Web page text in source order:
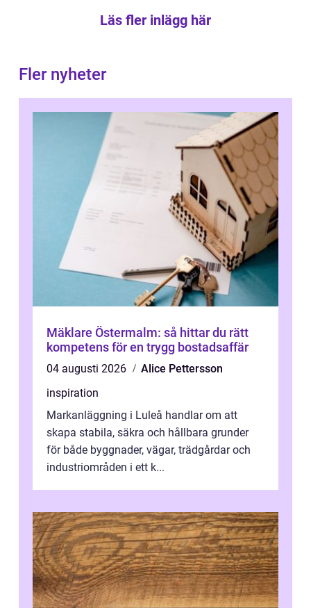
Läs fler inlägg här
Fler nyheter
Mäklare Östermalm: så hittar du rätt
kompetens för en trygg bostadsaffär
04 augusti 2026
Alice Pettersson
inspiration
Markanläggning i Luleå handlar om att
skapa stabila, säkra och hållbara grunder
för både byggnader, vägar, trädgårdar och
industriområden i ett k...